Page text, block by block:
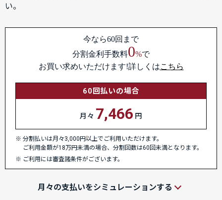
い。
今なら60回まで
分割金利手数料0%で
お買い求めいただけます!詳しくはこちら
60回払いの場合
月々 7,466 円
分割払いは月々3,000円以上でご利用いただけます。
ご利用金額が18万円未満の場合、分割回数は60回未満となります。
ご利用には審査諸条件がございます。
月々の支払いをシミュレーションする